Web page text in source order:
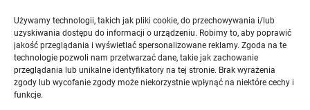
Używamy technologii, takich jak pliki cookie, do przechowywania i/lub
uzyskiwania dostępu do informacji o urządzeniu. Robimy to, aby poprawić
jakość przeglądania i wyświetlać spersonalizowane reklamy. Zgoda na te
technologie pozwoli nam przetwarzać dane, takie jak zachowanie
przeglądania lub unikalne identyfikatory na tej stronie. Brak wyrażenia
zgody lub wycofanie zgody może niekorzystnie wpłynąć na niektóre cechy i
funkcje.